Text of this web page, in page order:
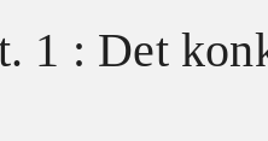
1 : Det